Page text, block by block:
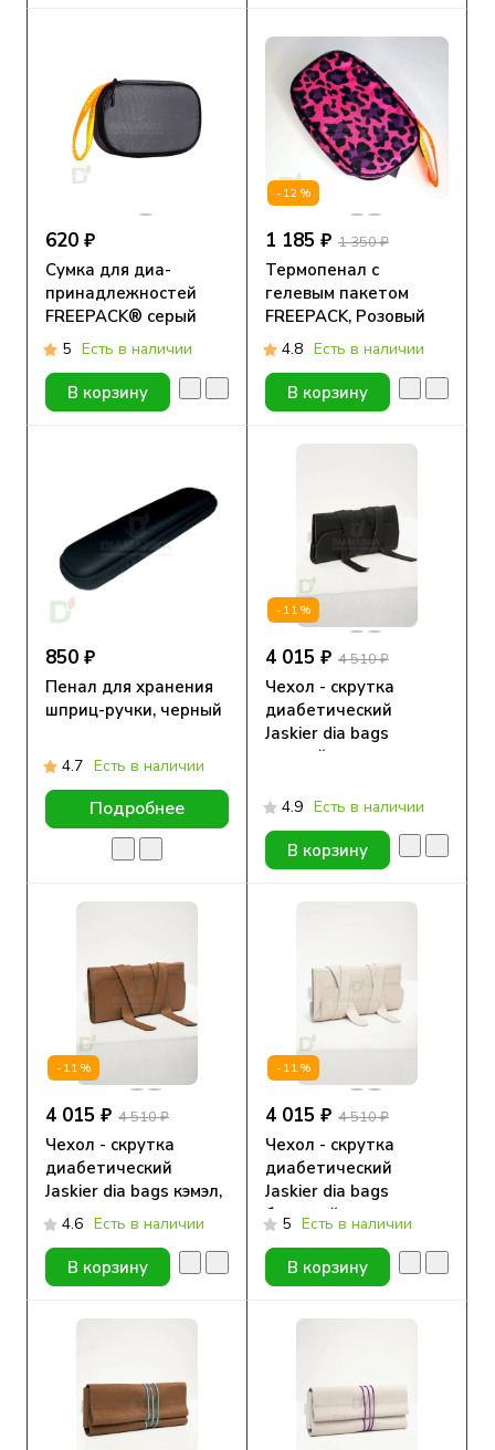
620 ₽
Сумка для диа-
принадлежностей
FREEPACK® серый
5 Есть в наличии
В корзину
-12%
1 185 ₽ 1 350 ₽
Термопенал с
гелевым пакетом
FREEPACK, Розовый
леопард
4.8 Есть в наличии
В корзину
850 ₽
Пенал для хранения
шприц-ручки, черный
4.7 Есть в наличии
Подробнее
-11%
4 015 ₽ 4 510 ₽
Чехол - скрутка
диабетический
Jaskier dia bags
черный, натуральная
4.9 Есть в наличии
В корзину
-11%
4 015 ₽ 4 510 ₽
Чехол - скрутка
диабетический
Jaskier dia bags кэмэл,
натуральная кожа
4.6 Есть в наличии
В корзину
-11%
4 015 ₽ 4 510 ₽
Чехол - скрутка
диабетический
Jaskier dia bags
бежевый,
натуральная кожа
5 Есть в наличии
В корзину